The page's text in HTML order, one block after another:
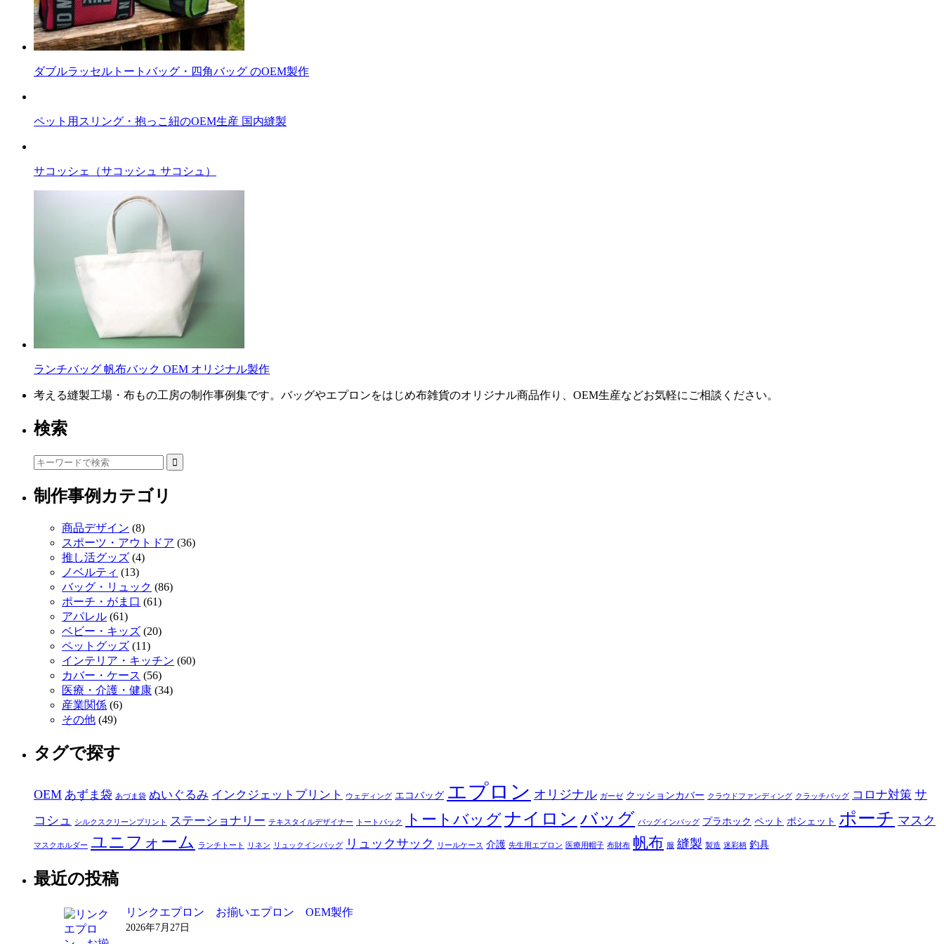
ダブルラッセルトートバッグ・四角バッグ のOEM製作
ペット用スリング・抱っこ紐のOEM生産 国内縫製
サコッシェ（サコッシュ サコシュ）
ランチバッグ 帆布バック OEM オリジナル製作
考える縫製工場・布もの工房の制作事例集です。バッグやエプロンをはじめ布雑貨のオリジナル商品作り、OEM生産などお気軽にご相談ください。
検索
制作事例カテゴリ
商品デザイン (8)
スポーツ・アウトドア (36)
推し活グッズ (4)
ノベルティ (13)
バッグ・リュック (86)
ポーチ・がま口 (61)
アパレル (61)
ベビー・キッズ (20)
ペットグッズ (11)
インテリア・キッチン (60)
カバー・ケース (56)
医療・介護・健康 (34)
産業関係 (6)
その他 (49)
タグで探す
OEM あずま袋 あづま袋 ぬいぐるみ インクジェットプリント ウェディング エコバッグ エプロン オリジナル ガーゼ クッションカバー クラウドファンディング クラッチバッグ コロナ対策 サ
コシュ
シルクスクリーンプリント ステーショナリー テキスタイルデザイナー トートバック トートバッグナイロン バッグ バッグインバッグ プラホック ペット ポシェット ポーチ マスク
マスクホルダー ユニフォーム ランチトート リネン リュックインバッグ リュックサック リールケース 介護 先生用エプロン 医療用帽子 布財布 帆布 服 縫製 製造 迷彩柄 釣具
最近の投稿
リンクエプロン お揃いエプロン OEM製作
2026年7月27日